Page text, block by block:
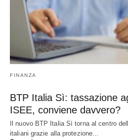
FINANZA
BTP Italia Sì: tassazione
ISEE, conviene davvero?
Il nuovo BTP Italia Sì torna al centro
italiani grazie alla protezione…